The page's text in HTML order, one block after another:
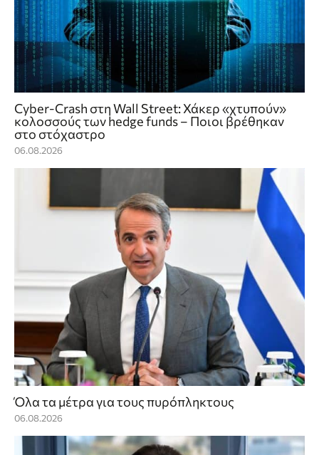
Cyber-Crash στη Wall Street: Χάκερ «χτυπούν»
κολοσσούς των hedge funds – Ποιοι βρέθηκαν
στο στόχαστρο
06.08.2026
Όλα τα μέτρα για τους πυρόπληκτους
06.08.2026